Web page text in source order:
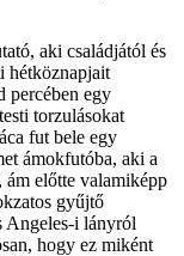
aki családjától és
hétköznapjait
percében egy
torzulásokat
fut bele egy
ámokfutóba, aki a
előtte valamiképp
gyűjtő
Angeles-i lányról
hogy ez miként